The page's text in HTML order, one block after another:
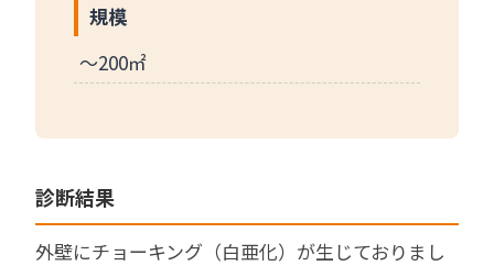
規模
～200㎡
診断結果
外壁にチョーキング（白亜化）が生じておりまし